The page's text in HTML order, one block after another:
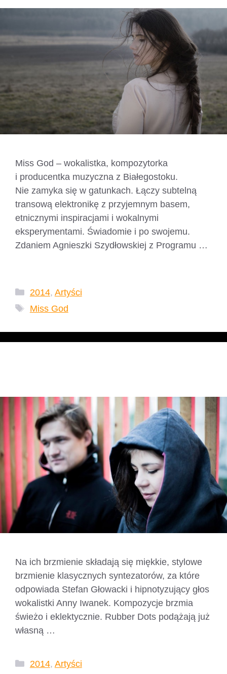
Miss God – wokalistka, kompozytorka
i producentka muzyczna z Białegostoku.
Nie zamyka się w gatunkach. Łączy subtelną
transową elektronikę z przyjemnym basem,
etnicznymi inspiracjami i wokalnymi
eksperymentami. Świadomie i po swojemu.
Zdaniem Agnieszki Szydłowskiej z Programu …
Kategorie
2014, Artyści
Tagi
Miss God
Na ich brzmienie składają się miękkie, stylowe
brzmienie klasycznych syntezatorów, za które
odpowiada Stefan Głowacki i hipnotyzujący głos
wokalistki Anny Iwanek. Kompozycje brzmia
świeżo i eklektycznie. Rubber Dots podążają już
własną …
Kategorie
2014, Artyści